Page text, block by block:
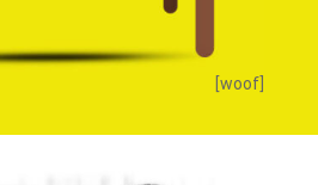
[woof]